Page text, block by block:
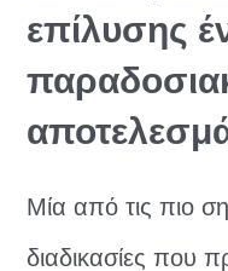
επίλυσης
Μία από τις πιο
διαδικασίες που